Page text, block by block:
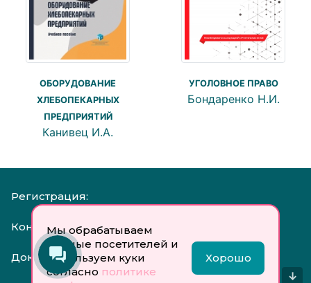
Мы обрабатываем
данные посетителей и
используем куки
согласно политике
Хорошо
ОБОРУДОВАНИЕ
ХЛЕБОПЕКАРНЫХ
ПРЕДПРИЯТИЙ
Канивец И.А.
УГОЛОВНОЕ ПРАВО
Бондаренко Н.И.
Регистрация:
Контакты:
Документы:
↓